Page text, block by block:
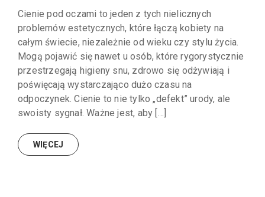
Cienie pod oczami to jeden z tych nielicznych
problemów estetycznych, które łączą kobiety na
całym świecie, niezależnie od wieku czy stylu życia.
Mogą pojawić się nawet u osób, które rygorystycznie
przestrzegają higieny snu, zdrowo się odżywiają i
poświęcają wystarczająco dużo czasu na
odpoczynek. Cienie to nie tylko „defekt” urody, ale
swoisty sygnał. Ważne jest, aby […]
WIĘCEJ